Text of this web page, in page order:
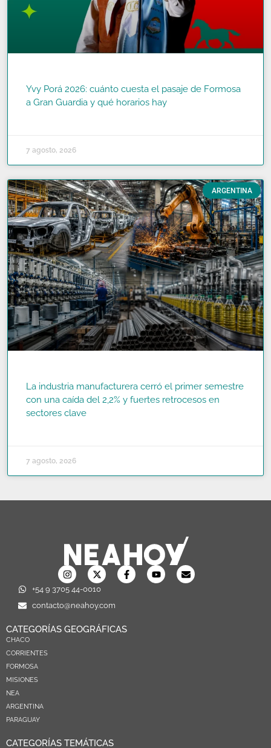
Yvy Porá 2026: cuánto cuesta el pasaje de Formosa
a Gran Guardia y qué horarios hay
7 agosto, 2026
ARGENTINA
La industria manufacturera cerró el primer semestre
con una caída del 2,2% y fuertes retrocesos en
sectores clave
7 agosto, 2026
+54 9 3705 44-0010
contacto@neahoy.com
CATEGORÍAS GEOGRÁFICAS
CHACO
CORRIENTES
FORMOSA
MISIONES
NEA
ARGENTINA
PARAGUAY
CATEGORÍAS TEMÁTICAS